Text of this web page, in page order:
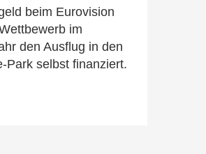
beim Eurovision
im
den Ausflug in den
Park selbst finanziert.